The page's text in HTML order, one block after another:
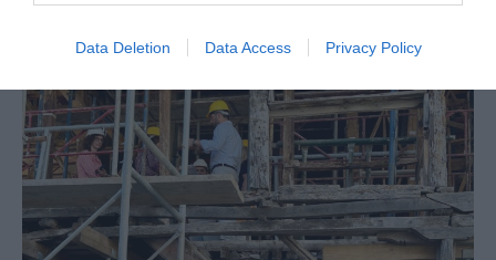
Data Deletion Data Access Privacy Policy